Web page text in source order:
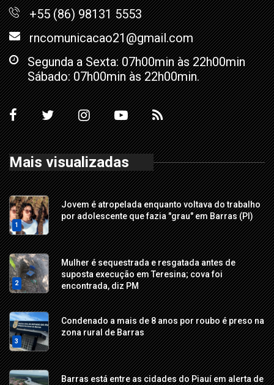
+55 (86) 98131 5553
rncomunicacao21@gmail.com
Segunda a Sexta: 07h00min às 22h00min
Sábado: 07h00min às 22h00min.
Mais visualizadas
1
Jovem é atropelada enquanto voltava do trabalho
por adolescente que fazia "grau" em Barras (PI)
2
Mulher é sequestrada e resgatada antes de
suposta execução em Teresina; cova foi
encontrada, diz PM
3
Condenado a mais de 8 anos por roubo é preso na
zona rural de Barras
Barras está entre as cidades do Piauí em alerta de